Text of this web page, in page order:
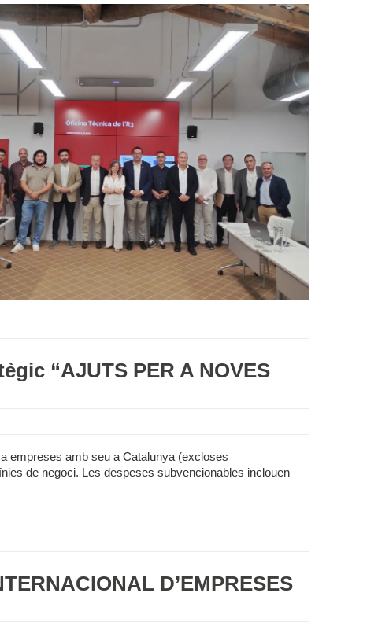
“AJUTS PER A NOVES
empreses amb seu a Catalunya (excloses
de negoci. Les despeses subvencionables inclouen
D’EMPRESES